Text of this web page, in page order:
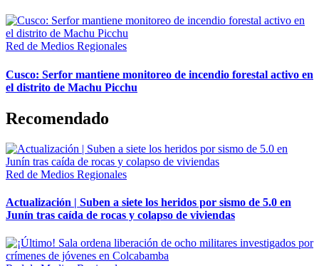
Red de Medios Regionales
Cusco: Serfor mantiene monitoreo de incendio forestal activo en
el distrito de Machu Picchu
Recomendado
Red de Medios Regionales
Actualización | Suben a siete los heridos por sismo de 5.0 en
Junín tras caída de rocas y colapso de viviendas